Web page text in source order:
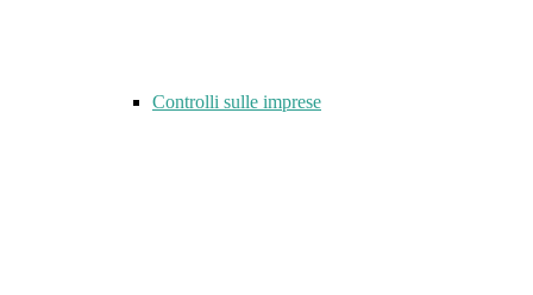
Controlli sulle imprese